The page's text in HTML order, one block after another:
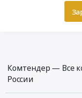
Комтендер — Все
России